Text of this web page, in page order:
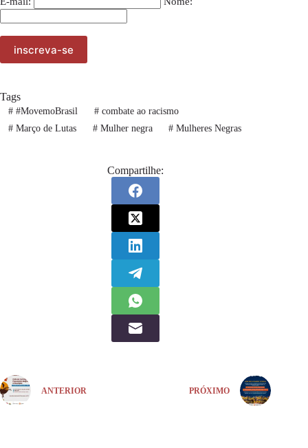
Tags
##MovemoBrasil #combate ao racismo
#Março de Lutas #Mulher negra # Mulheres Negras
Compartilhe:
ANTERIOR PRÓXIMO